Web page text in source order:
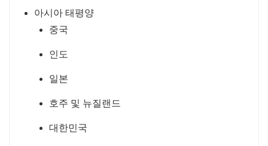
아시아 태평양
중국
인도
일본
호주 및 뉴질랜드
대한민국